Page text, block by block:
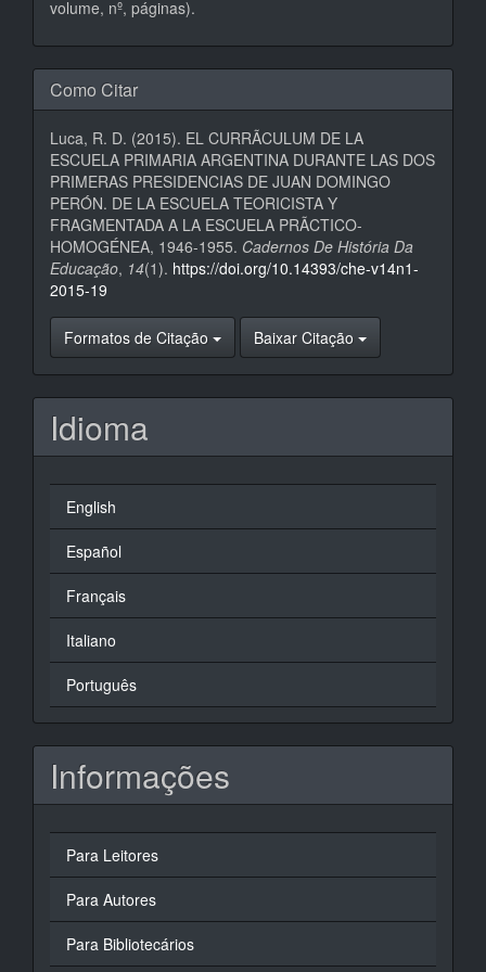
volume, nº, páginas).
Como Citar
Luca, R. D. (2015). EL CURRÃCULUM DE LA
ESCUELA PRIMARIA ARGENTINA DURANTE LAS DOS
PRIMERAS PRESIDENCIAS DE JUAN DOMINGO
PERÓN. DE LA ESCUELA TEORICISTA Y
FRAGMENTADA A LA ESCUELA PRÃCTICO-
HOMOGÉNEA, 1946-1955. Cadernos De História Da
Educação, 14(1). https://doi.org/10.14393/che-v14n1-
2015-19
Formatos de Citação Baixar Citação
Idioma
English
Español
Français
Italiano
Português
Informações
Para Leitores
Para Autores
Para Bibliotecários